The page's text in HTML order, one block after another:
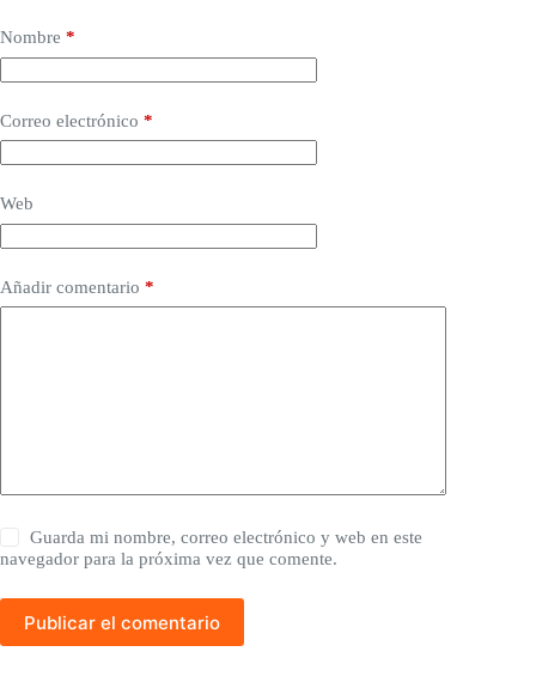
Nombre *
Correo electrónico *
Web
Añadir comentario *
Guarda mi nombre, correo electrónico y web en este
navegador para la próxima vez que comente.
Publicar el comentario